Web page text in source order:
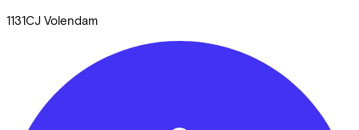
1131CJ Volendam